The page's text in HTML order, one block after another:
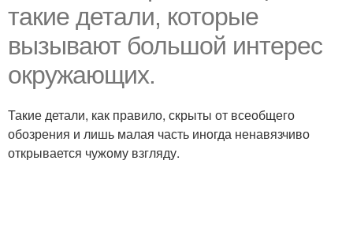
такие детали, которые
вызывают большой интерес
окружающих.
Такие детали, как правило, скрыты от всеобщего
обозрения и лишь малая часть иногда ненавязчиво
открывается чужому взгляду.